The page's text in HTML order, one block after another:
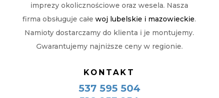
imprezy okolicznościowe oraz wesela. Nasza
firma obsługuje całewoj lubelskie i mazowieckie.
Namioty dostarczamy do klienta i je montujemy.
Gwarantujemy najniższe ceny w regionie.
KONTAKT
537 595 504